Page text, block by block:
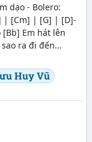
dạo - Bolero:
| [Cm] | [G] | [D]-
Em hát lên
ra đi đến...
Huy Vũ